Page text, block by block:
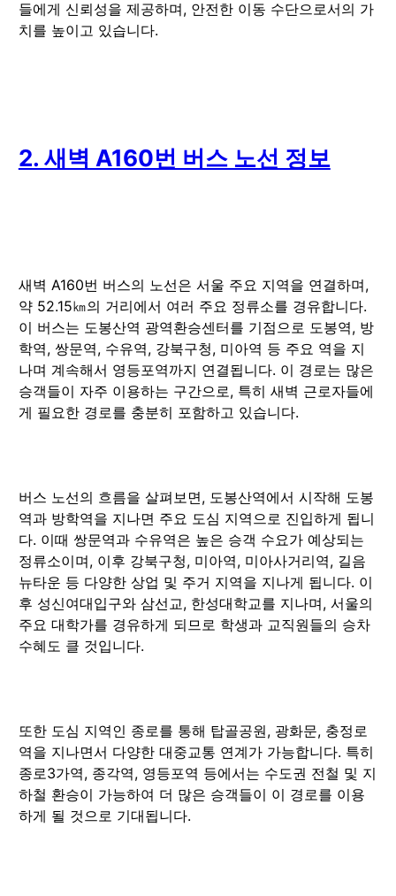
들에게 신뢰성을 제공하며, 안전한 이동 수단으로서의 가
치를 높이고 있습니다.
2. 새벽 A160번 버스 노선 정보
새벽 A160번 버스의 노선은 서울 주요 지역을 연결하며,
약 52.15㎞의 거리에서 여러 주요 정류소를 경유합니다.
이 버스는 도봉산역 광역환승센터를 기점으로 도봉역, 방
학역, 쌍문역, 수유역, 강북구청, 미아역 등 주요 역을 지
나며 계속해서 영등포역까지 연결됩니다. 이 경로는 많은
승객들이 자주 이용하는 구간으로, 특히 새벽 근로자들에
게 필요한 경로를 충분히 포함하고 있습니다.
버스 노선의 흐름을 살펴보면, 도봉산역에서 시작해 도봉
역과 방학역을 지나면 주요 도심 지역으로 진입하게 됩니
다. 이때 쌍문역과 수유역은 높은 승객 수요가 예상되는
정류소이며, 이후 강북구청, 미아역, 미아사거리역, 길음
뉴타운 등 다양한 상업 및 주거 지역을 지나게 됩니다. 이
후 성신여대입구와 삼선교, 한성대학교를 지나며, 서울의
주요 대학가를 경유하게 되므로 학생과 교직원들의 승차
수혜도 클 것입니다.
또한 도심 지역인 종로를 통해 탑골공원, 광화문, 충정로
역을 지나면서 다양한 대중교통 연계가 가능합니다. 특히
종로3가역, 종각역, 영등포역 등에서는 수도권 전철 및 지
하철 환승이 가능하여 더 많은 승객들이 이 경로를 이용
하게 될 것으로 기대됩니다.